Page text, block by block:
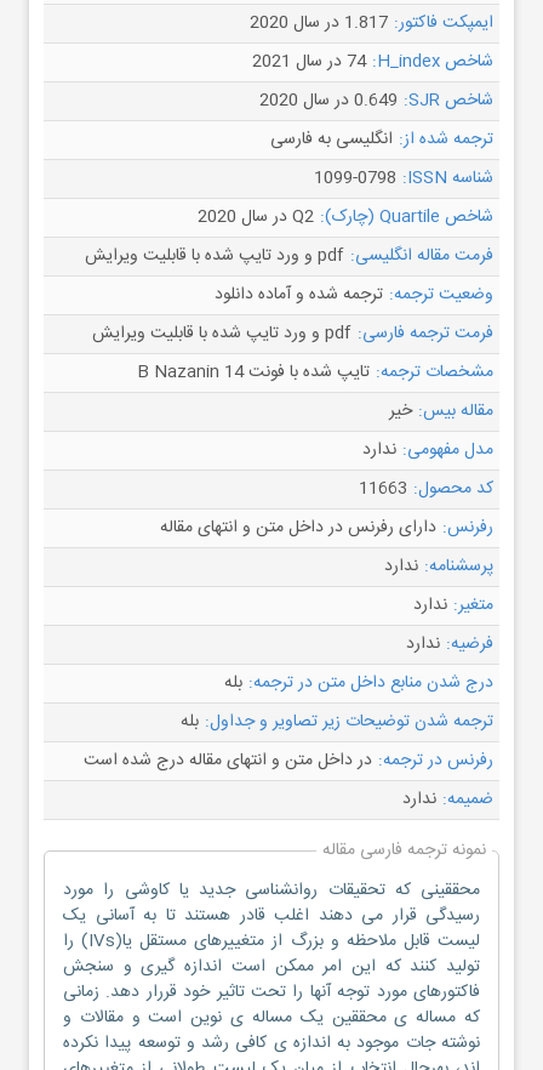
ایمپکت فاکتور: 1.817 در سال 2020
شاخص H_index:
74 در سال 2021
شاخص SJR:
0.649 در سال 2020
ترجمه شده از: انگلیسی به فارسی
شناسه ISSN:
1099-0798
شاخص Quartile (چارک):
Q2 در سال 2020
فرمت مقاله انگلیسی: pdf و ورد تایپ شده با قابلیت ویرایش
وضعیت ترجمه: ترجمه شده و آماده دانلود
فرمت ترجمه فارسی: pdf و ورد تایپ شده با قابلیت ویرایش
مشخصات ترجمه: تایپ شده با فونت B Nazanin 14
مقاله بیس: خیر
مدل مفهومی: ندارد
کد محصول: 11663
رفرنس: دارای رفرنس در داخل متن و انتهای مقاله
پرسشنامه: ندارد
متغیر: ندارد
فرضیه: ندارد
درج شدن منابع داخل متن در ترجمه: بله
ترجمه شدن توضیحات زیر تصاویر و جداول: بله
رفرنس در ترجمه: در داخل متن و انتهای مقاله درج شده است
ضمیمه: ندارد
نمونه ترجمه فارسی مقاله
محققینی که تحقیقات روانشناسی جدید یا کاوشی را مورد
رسیدگی قرار می دهند اغلب قادر هستند تا به آسانی یک
لیست قابل ملاحظه و بزرگ از متغییرهای مستقل یا(IVs) را
تولید کنند که این امر ممکن است اندازه گیری و سنجش
فاکتورهای مورد توجه آنها را تحت تاثیر خود قررار دهد. زمانی
که مساله ی محققین یک مساله ی نوین است و مقالات و
نوشته جات موجود به اندازه ی کافی رشد و توسعه پیدا نکرده